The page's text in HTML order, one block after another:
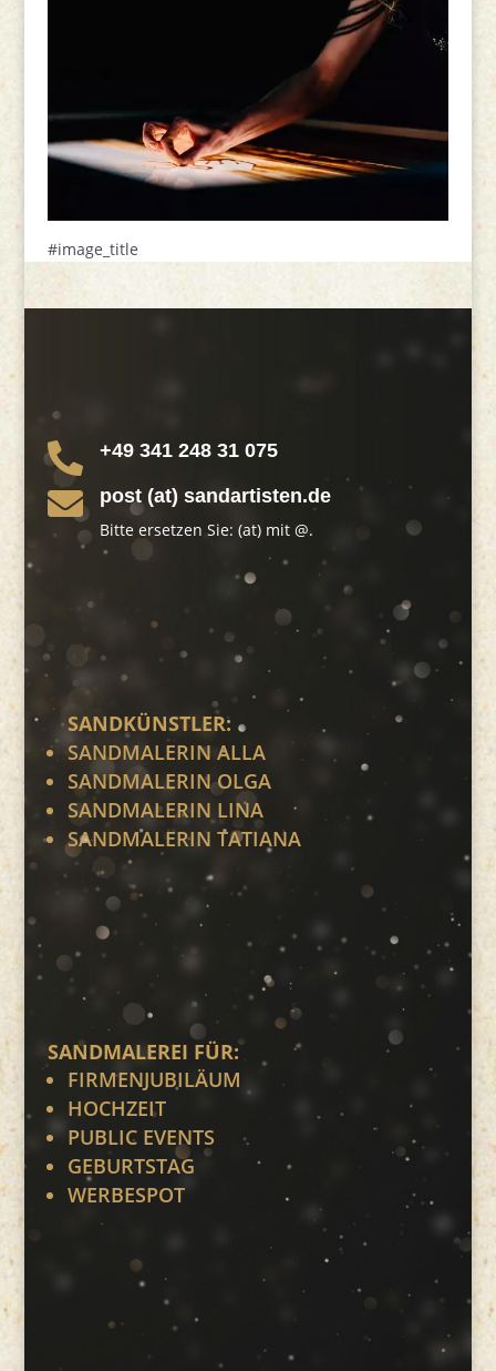
#image_title
 +49 341 248 31 075
 post (at) sandartisten.de
Bitte ersetzen Sie: (at) mit @.
SANDKÜNSTLER:
SANDMALERIN ALLA
SANDMALERIN OLGA
SANDMALERIN LINA
SANDMALERIN TATIANA
SANDMALEREI FÜR:
FIRMENJUBILÄUM
HOCHZEIT
PUBLIC EVENTS
GEBURTSTAG
WERBESPOT